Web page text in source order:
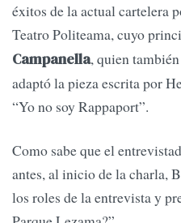
éxitos de la actual cartelera
Teatro Politeama, cuyo
Campanella, quien
adaptó la pieza escrita por
“Yo no soy Rappaport”.
Como sabe que el
antes, al inicio de la charla,
los roles de la entrevista y